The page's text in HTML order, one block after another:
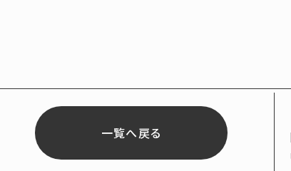
一覧へ戻る